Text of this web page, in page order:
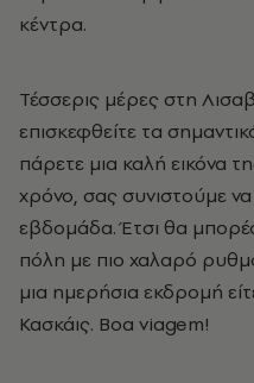
κέντρα.
Τέσσερις μέρες στη
επισκεφθείτε τα
πάρετε μια καλή εικόνα
χρόνο, σας συνιστούμε
εβδομάδα. Έτσι θα
πόλη με πιο χαλαρό
μια ημερήσια εκδρομή
Κασκάις. Boa viagem!